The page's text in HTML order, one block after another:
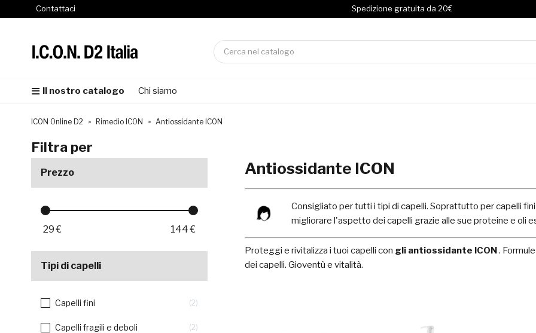
Contattaci Spedizione gratuita da 20€
Il nostro catalogo Chi siamo
ICON Online D2 Rimedio ICON Antiossidante ICON
Filtra per
Prezzo
29€ 144€
Tipi di capelli
Capelli fini 2
Capelli fragili e deboli 2
Antiossidante ICON
Consigliato per tutti i tipi di capelli. Soprattutto per capelli
migliorare l'aspetto dei capelli grazie alle sue proteine e oli
Proteggi e rivitalizza i tuoi capelli con gli antiossidante ICON.
dei capelli. Gioventù e vitalità.